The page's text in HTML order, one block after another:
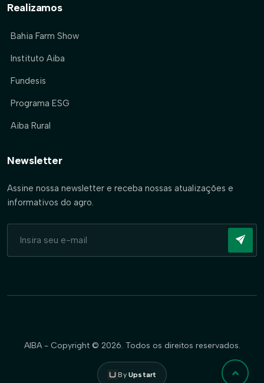
Realizamos
Bahia Farm Show
Instituto Aiba
Fundesis
Programa ESG
Aiba Rural
Newsletter
Assine nossa newsletter e receba nossas atualizações e
informativos do agro.
AIBA - Copyright © 2026. Todos os direitos reservados.
ByUpstart